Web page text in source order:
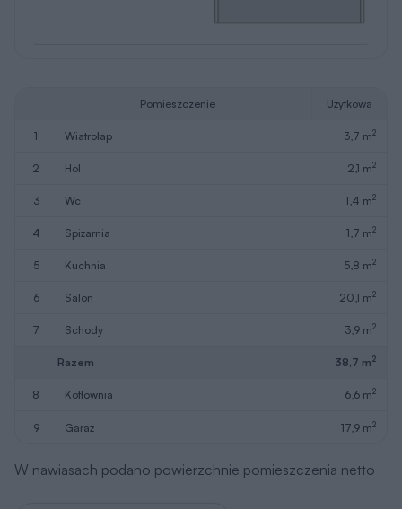
Pomieszczenie Użytkowa
1 wiatrołap 3,7 m2
2 hol 2,1 m2
3 wc 1,4 m2
4 spiżarnia 1,7 m2
5 kuchnia 5,8 m2
6 salon 20,1 m2
7 schody 3,9 m2
Razem 38,7 m2
8 kotłownia 6,6 m2
9 garaż 17,9 m2
W nawiasach podano powierzchnie pomieszczenia netto